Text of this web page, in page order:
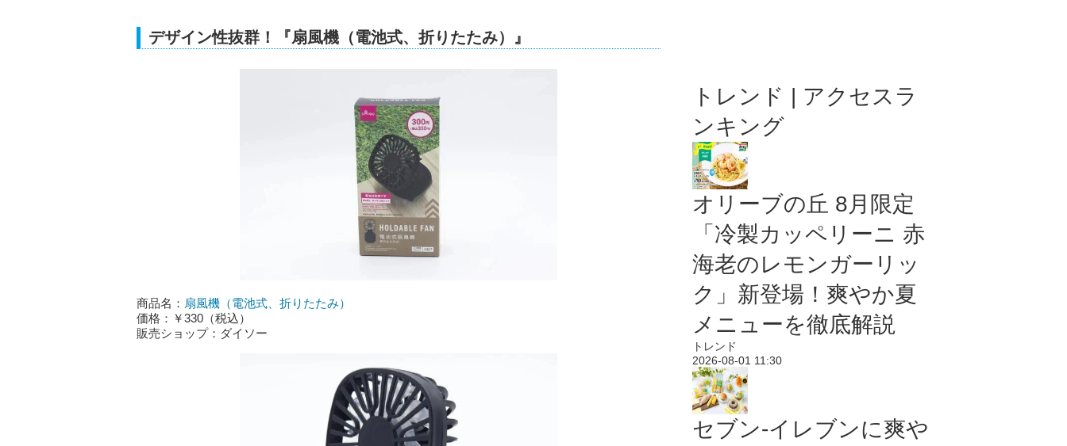
デザイン性抜群！『扇風機（電池式、折りたたみ）』
商品名： 扇風機（電池式、折りたたみ）
価格：￥330（税込）
販売ショップ：ダイソー
トレンド | アクセスラ
ンキング
オリーブの丘 8月限定
「冷製カッペリーニ 赤
海老のレモンガーリッ
ク」新登場！爽やか夏
メニューを徹底解説
トレンド
2026-08-01 11:30
セブン‐イレブンに爽や